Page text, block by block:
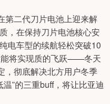
第二代刀片电池上迎来解
，在保持刀片电池核心安
电车型的续航轻松突破10
能将实现质的飞跃——冬天
，彻底解决北方用户冬季
”的三重buff，将让比亚迪